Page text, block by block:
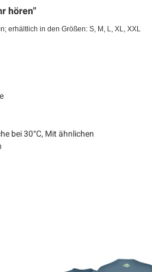
hören"
; erhältlich in den Größen: S, M, L, XL, XXL
bei 30°C, Mit ähnlichen